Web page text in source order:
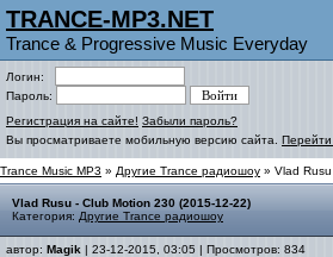
TRANCE-MP3.NET
Trance & Progressive Music Everyday
Логин:
Пароль:
Регистрация на сайте! Забыли пароль?
Вы просматриваете мобильную версию сайта. Перейти
Trance Music MP3 » Другие Trance радиошоу » Vlad
Vlad Rusu - Club Motion 230 (2015-12-22)
Категория: Другие Trance радиошоу
автор: Magik | 23-12-2015, 03:05 | Просмотров: 834